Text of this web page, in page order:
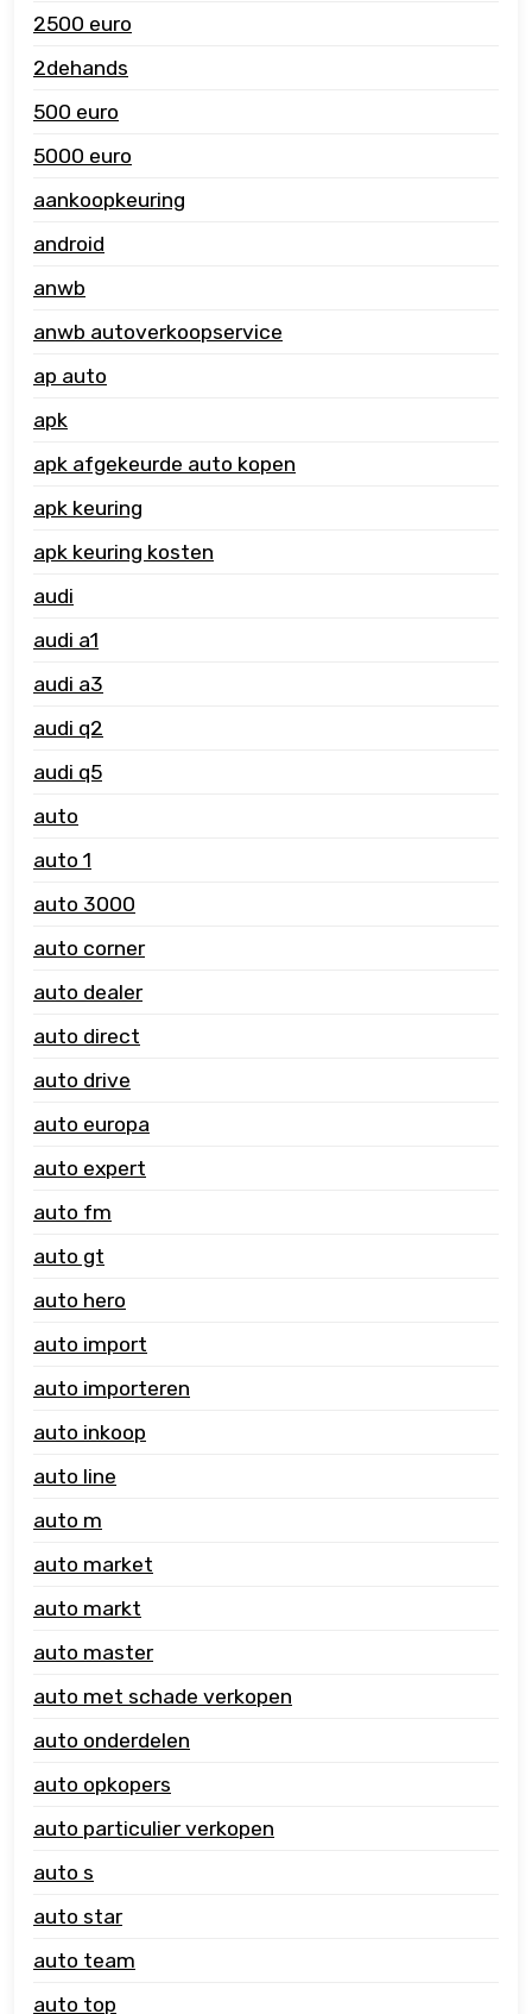
2500 euro
2dehands
500 euro
5000 euro
aankoopkeuring
android
anwb
anwb autoverkoopservice
ap auto
apk
apk afgekeurde auto kopen
apk keuring
apk keuring kosten
audi
audi a1
audi a3
audi q2
audi q5
auto
auto 1
auto 3000
auto corner
auto dealer
auto direct
auto drive
auto europa
auto expert
auto fm
auto gt
auto hero
auto import
auto importeren
auto inkoop
auto line
auto m
auto market
auto markt
auto master
auto met schade verkopen
auto onderdelen
auto opkopers
auto particulier verkopen
auto s
auto star
auto team
auto top